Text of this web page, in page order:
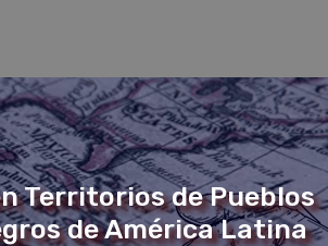
Territorios de Pueblos
de América Latina